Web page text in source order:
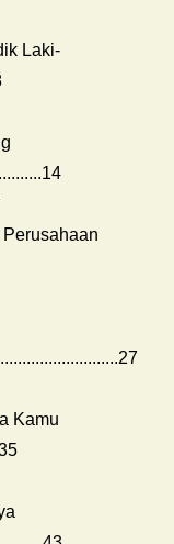
Laki-
Kamu